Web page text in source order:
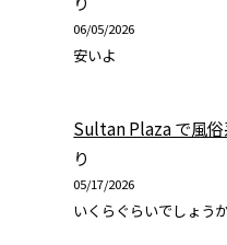
06/05/2026
安いよ
Sultan Plaza で風
り
05/17/2026
いくらぐらいでしょうか